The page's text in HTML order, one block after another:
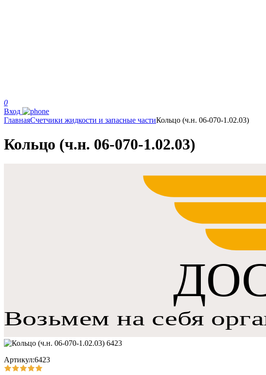
0
Вход
ГлавнаяСчетчики жидкости и запасные частиКольцо (ч.н. 06-070-1.02.03)
Кольцо (ч.н. 06-070-1.02.03)
Артикул:6423